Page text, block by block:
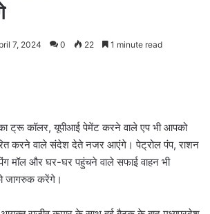
7, 2024 0 22 1 minute read
ट्रू कॉलर, यूपीआई पेमेंट करने वाले एप भी आपको
करने वाले संदेश देते नजर आएंगे। पेट्रोल पंप, राशन
मॉल और घर-घर पहुंचने वाले सफाई वाहन भी
जागरुक करेंगे।